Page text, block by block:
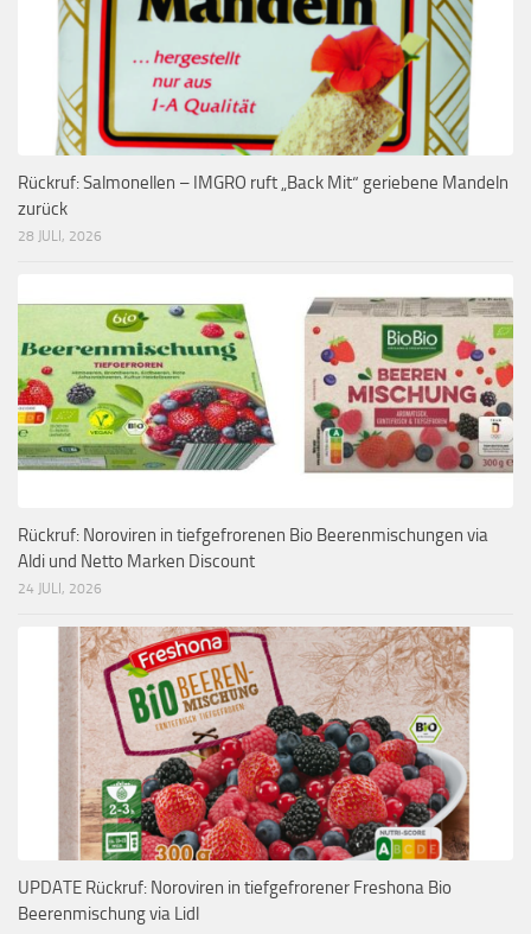
Rückruf: Salmonellen – IMGRO ruft „Back Mit“ geriebene Mandeln
zurück
28 JULI, 2026
Rückruf: Noroviren in tiefgefrorenen Bio Beerenmischungen via
Aldi und Netto Marken Discount
24 JULI, 2026
UPDATE Rückruf: Noroviren in tiefgefrorener Freshona Bio
Beerenmischung via Lidl